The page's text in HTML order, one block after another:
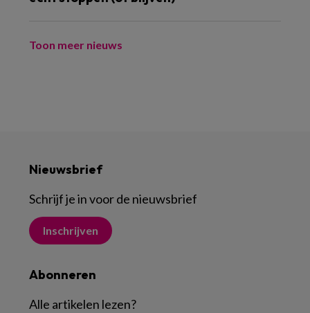
Toon meer nieuws
Nieuwsbrief
Schrijf je in voor de nieuwsbrief
Inschrijven
Abonneren
Alle artikelen lezen?